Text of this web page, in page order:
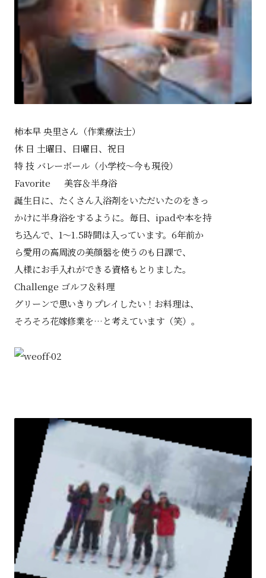
柿本早 央里さん（作業療法士）
休 日 土曜日、日曜日、祝日
特 技 バレーボール（小学校～今も現役）
Favorite 美容＆半身浴
誕生日に、たくさん入浴剤をいただいたのをきっ
かけに半身浴をするように。毎日、ipadや本を持
ち込んで、1～1.5時間は入っています。6年前か
ら愛用の高周波の美顔器を使うのも日課で、
人様にお手入れができる資格もとりました。
Challenge ゴルフ＆料理
グリーンで思いきりプレイしたい！お料理は、
そろそろ花嫁修業を…と考えています（笑）。